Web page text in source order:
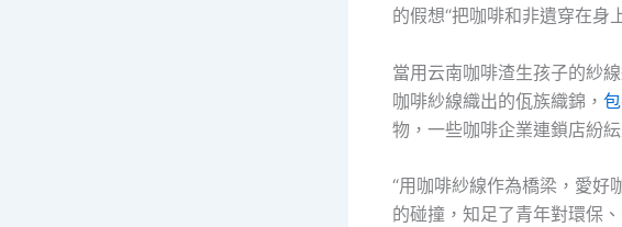
的假想“把咖啡和非遺穿在身
當用云南咖啡渣生孩子的紗
咖啡紗線織出的佤族織錦，
物，一些咖啡企業連鎖店紛
“用咖啡紗線作為橋梁，愛好
的碰撞，知足了青年對環保